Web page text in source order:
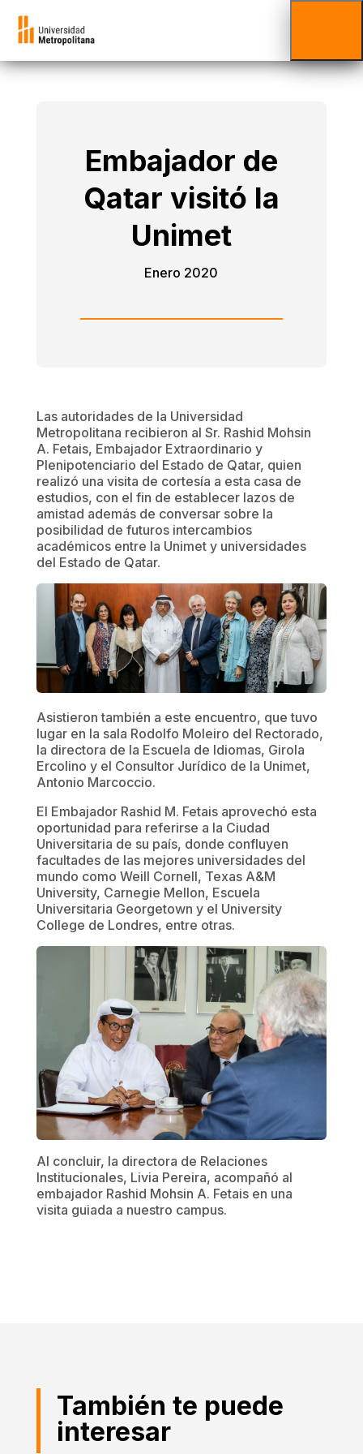
Embajador de
Qatar visitó la
Unimet
Enero 2020
Las autoridades de la Universidad
Metropolitana recibieron al Sr. Rashid Mohsin
A. Fetais, Embajador Extraordinario y
Plenipotenciario del Estado de Qatar, quien
realizó una visita de cortesía a esta casa de
estudios, con el fin de establecer lazos de
amistad además de conversar sobre la
posibilidad de futuros intercambios
académicos entre la Unimet y universidades
del Estado de Qatar.
Asistieron también a este encuentro, que tuvo
lugar en la sala Rodolfo Moleiro del Rectorado,
la directora de la Escuela de Idiomas, Girola
Ercolino y el Consultor Jurídico de la Unimet,
Antonio Marcoccio.
El Embajador Rashid M. Fetais aprovechó esta
oportunidad para referirse a la Ciudad
Universitaria de su país, donde confluyen
facultades de las mejores universidades del
mundo como Weill Cornell, Texas A&M
University, Carnegie Mellon, Escuela
Universitaria Georgetown y el University
College de Londres, entre otras.
Al concluir, la directora de Relaciones
Institucionales, Livia Pereira, acompañó al
embajador Rashid Mohsin A. Fetais en una
visita guiada a nuestro campus.
También te puede
interesar